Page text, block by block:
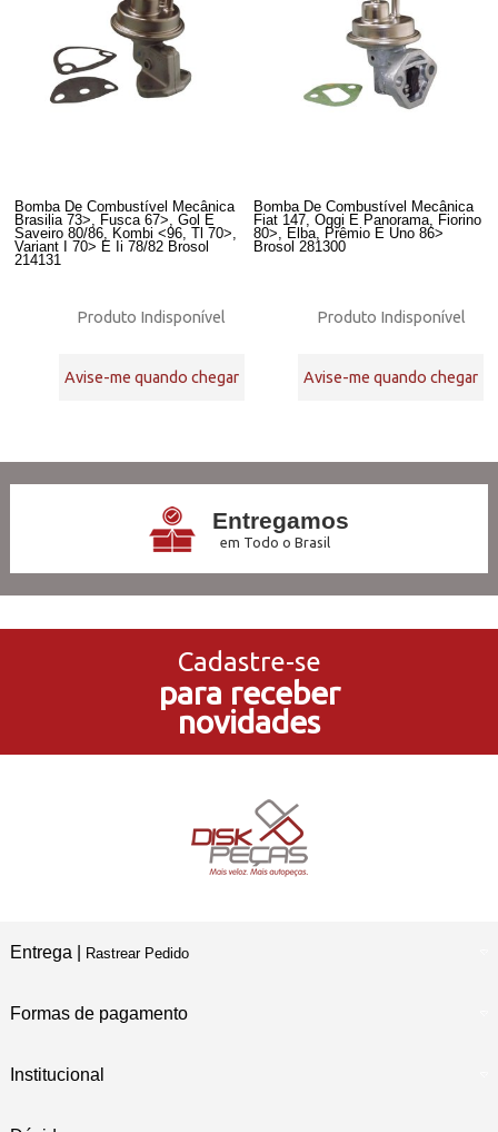
Bomba De Combustível Mecânica
Brasilia 73>, Fusca 67>, Gol E
Saveiro 80/86, Kombi <96, Tl 70>,
Variant I 70> E Ii 78/82 Brosol
214131
Produto Indisponível
Avise-me quando chegar
Bomba De Combustível Mecânica
Fiat 147, Oggi E Panorama, Fiorino
80>, Elba, Prêmio E Uno 86>
Brosol 281300
Produto Indisponível
Avise-me quando chegar
Entregamos
em Todo o Brasil
no Cartão de Crédito
5% de Desconto
no Pagamento PIX
Em Nossas Lojas Físicas
Cadastre-se
para receber
novidades
Entrega | Rastrear Pedido
Formas de pagamento
Institucional